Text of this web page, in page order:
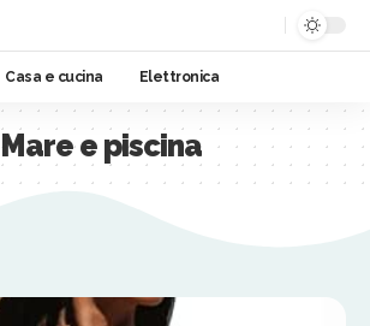
Casa e cucina Elettronica
Mare e piscina